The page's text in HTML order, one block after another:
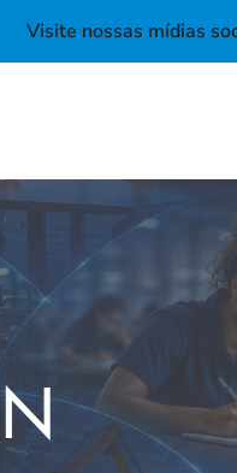
Visite nossas mídias